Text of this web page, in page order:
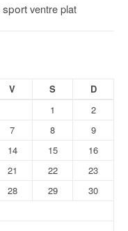
sportventre plat
V S D
1
2
7 8
9
14 15
16
21 22
23
28 29
30